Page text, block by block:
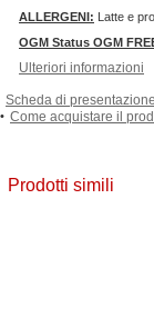
ALLERGENI: Latte e
OGM Status OGM
Ulteriori informazioni
Scheda di presentazione
• Come acquistare il
Prodotti simili